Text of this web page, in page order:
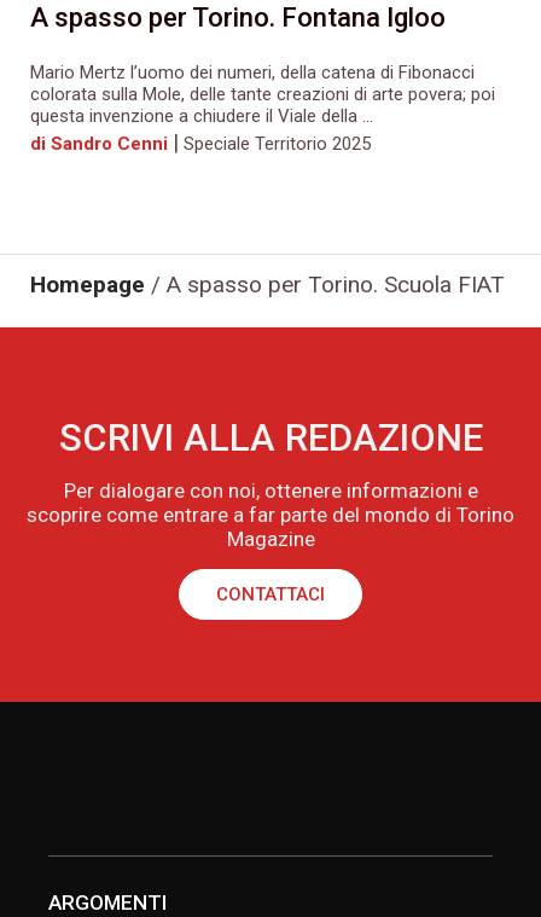
A spasso per Torino. Fontana Igloo
Mario Mertz l’uomo dei numeri, della catena di Fibonacci
colorata sulla Mole, delle tante creazioni di arte povera; poi
questa invenzione a chiudere il Viale della ...
di Sandro Cenni | Speciale Territorio 2025
Homepage / A spasso per Torino. Scuola FIAT
SCRIVI ALLA REDAZIONE
Per dialogare con noi, ottenere informazioni e
scoprire come entrare a far parte del mondo di Torino
Magazine
CONTATTACI
ARGOMENTI